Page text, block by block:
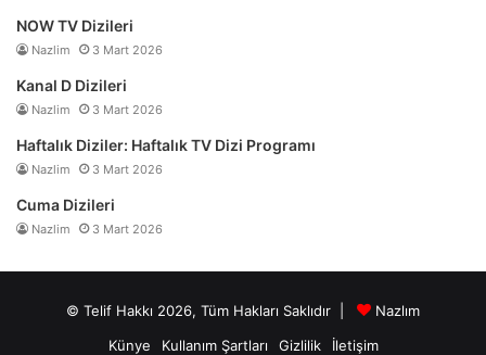
NOW TV Dizileri
Nazlim 3 Mart 2026
Kanal D Dizileri
Nazlim 3 Mart 2026
Haftalık Diziler: Haftalık TV Dizi Programı
Nazlim 3 Mart 2026
Cuma Dizileri
Nazlim 3 Mart 2026
© Telif Hakkı 2026, Tüm Hakları Saklıdır |
Nazlım
Künye
Kullanım Şartları Gizlilik İletişim